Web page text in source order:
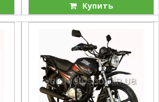
Купить